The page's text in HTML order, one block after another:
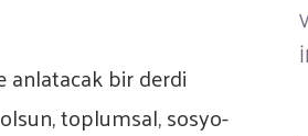
anlatacak bir derdi
toplumsal, sosyo-